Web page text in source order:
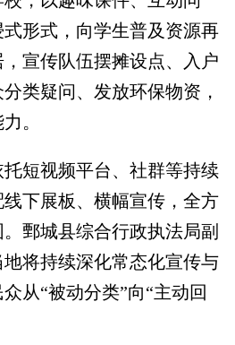
形式，向学生普及资源再
宣传队伍摆摊设点、入户
类疑问、发放环保物资，
。
短视频平台、社群等持续
下展板、横幅宣传，全方
鄄城县综合行政执法局副
将持续深化常态化宣传与
从“被动分类”向“主动回